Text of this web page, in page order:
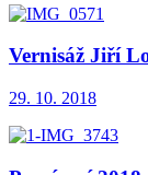
Vernisáž Jiří
29. 10. 2018